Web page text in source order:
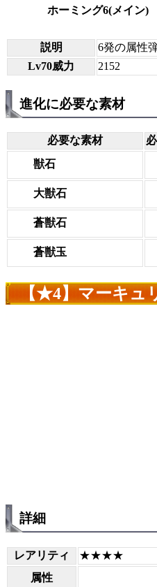
ホーミング6(メイン)
説明
6発の属性
Lv70威力
2152
進化に必要な素材
必要な素材
獣石
大獣石
蒼獣石
蒼獣玉
【★4】マーキュ
詳細
レアリティ
★★★★
属性